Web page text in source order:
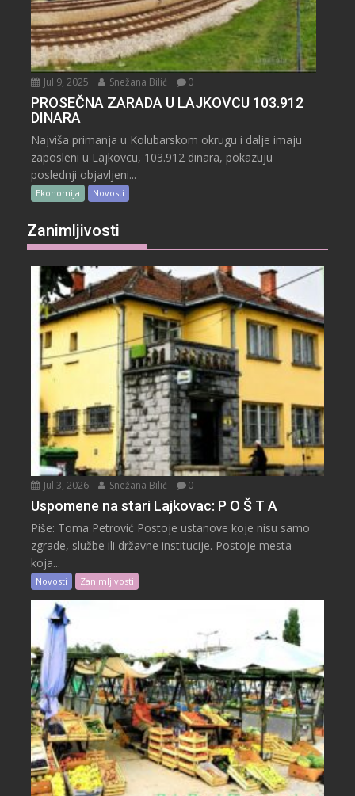
Jul 9, 2025 Snežana Bilić 0
PROSEČNA ZARADA U LAJKOVCU 103.912
DINARA
Najviša primanja u Kolubarskom okrugu i dalje imaju
zaposleni u Lajkovcu, 103.912 dinara, pokazuju
poslednji objavljeni...
Ekonomija Novosti
Zanimljivosti
Jul 3, 2026 Snežana Bilić 0
Uspomene na stari Lajkovac: P O Š T A
Piše: Toma Petrović Postoje ustanove koje nisu samo
zgrade, službe ili državne institucije. Postoje mesta
koja...
Novosti Zanimljivosti